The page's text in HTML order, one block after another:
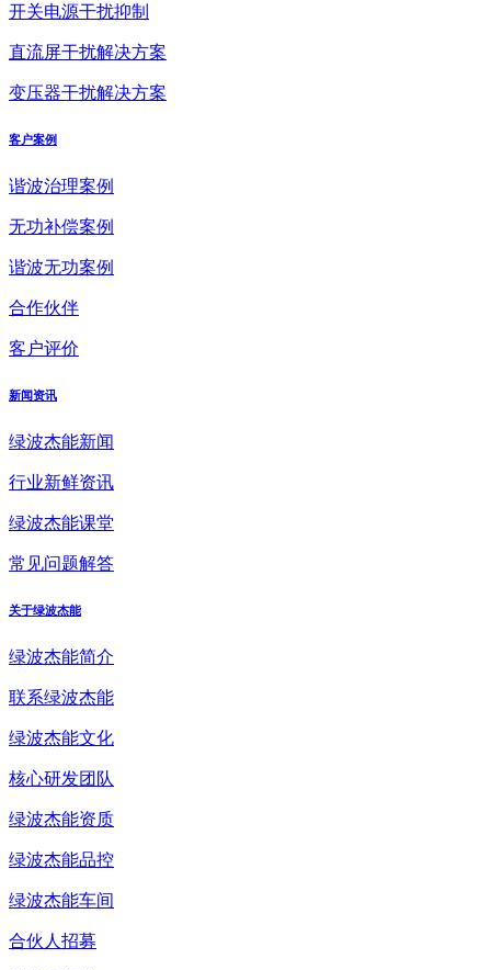
开关电源干扰抑制
直流屏干扰解决方案
变压器干扰解决方案
客户案例
谐波治理案例
无功补偿案例
谐波无功案例
合作伙伴
客户评价
新闻资讯
绿波杰能新闻
行业新鲜资讯
绿波杰能课堂
常见问题解答
关于绿波杰能
绿波杰能简介
联系绿波杰能
绿波杰能文化
核心研发团队
绿波杰能资质
绿波杰能品控
绿波杰能车间
合伙人招募